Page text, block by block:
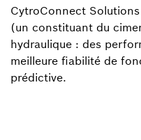
CytroConnect
(un constituant du
hydraulique : des
meilleure fiabilité de
prédictive.